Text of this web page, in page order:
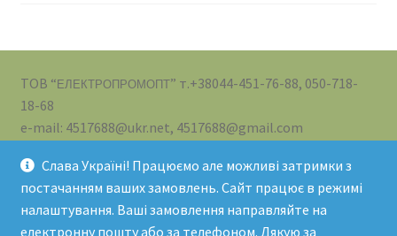
Слава Україні! Працюємо але можливі затримки з
постачанням ваших замовлень. Сайт працює в режимі
налаштування. Ваші замовлення направляйте на
електронну пошту або за телефоном. Дякую за
ТОВ “ ЕЛЕКТРОПРОМОПТ” т.+38044-451-76-88, 050-718-
18-68
e-mail: 4517688@ukr.net, 4517688@gmail.com